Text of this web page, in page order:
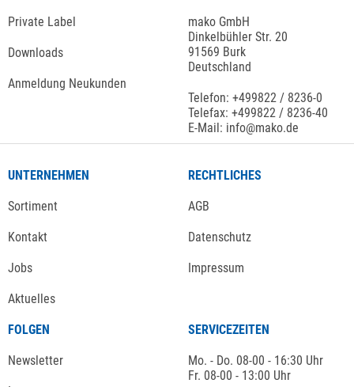
Private Label
Downloads
Anmeldung Neukunden
mako GmbH
Dinkelbühler Str. 20
91569 Burk
Deutschland
Telefon: +499822 / 8236-0
Telefax: +499822 / 8236-40
E-Mail: info@mako.de
UNTERNEHMEN
Sortiment
Kontakt
Jobs
Aktuelles
RECHTLICHES
AGB
Datenschutz
Impressum
FOLGEN
Newsletter
SERVICEZEITEN
Mo. - Do. 08-00 - 16:30 Uhr
Fr. 08-00 - 13:00 Uhr